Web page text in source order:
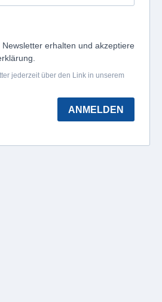
erhalten und akzeptiere
jederzeit über den Link in unserem
ANMELDEN